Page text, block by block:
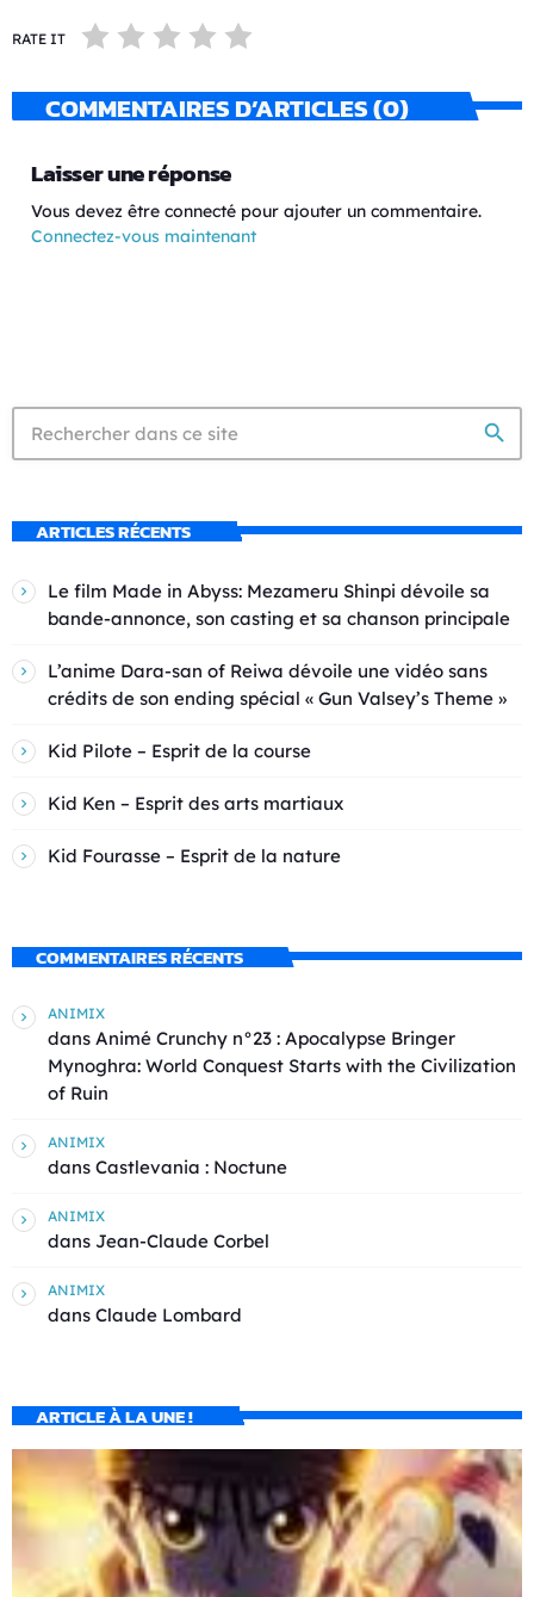
RATE IT
COMMENTAIRES D’ARTICLES (0)
Laisser une réponse
Vous devez être connecté pour ajouter un commentaire.
Connectez-vous maintenant
search
ARTICLES RÉCENTS
Le film Made in Abyss: Mezameru Shinpi dévoile sa
bande-annonce, son casting et sa chanson principale
L’anime Dara-san of Reiwa dévoile une vidéo sans
crédits de son ending spécial « Gun Valsey’s Theme »
Kid Pilote – Esprit de la course
Kid Ken – Esprit des arts martiaux
Kid Fourasse – Esprit de la nature
COMMENTAIRES RÉCENTS
ANIMIX
dans Animé Crunchy n°23 : Apocalypse Bringer
Mynoghra: World Conquest Starts with the Civilization
of Ruin
ANIMIX
dans Castlevania : Noctune
ANIMIX
dans Jean-Claude Corbel
ANIMIX
dans Claude Lombard
ARTICLE À LA UNE !